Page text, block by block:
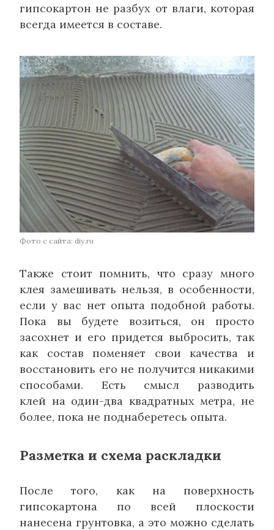
гипсокартон не разбух от влаги, которая
всегда имеется в составе.
Фото с сайта: diy.ru
Также стоит помнить, что сразу много
клея замешивать нельзя, в особенности,
если у вас нет опыта подобной работы.
Пока вы будете возиться, он просто
засохнет и его придется выбросить, так
как состав поменяет свои качества и
восстановить его не получится никакими
способами. Есть смысл разводить
клей на один-два квадратных метра, не
более, пока не поднаберетесь опыта.
Разметка и схема раскладки
После того, как на поверхность
гипсокартона по всей плоскости
нанесена грунтовка, а это можно сделать